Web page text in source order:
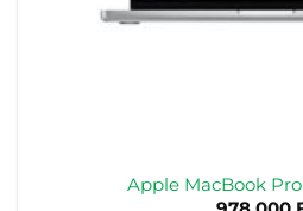
Apple MacBook Pro